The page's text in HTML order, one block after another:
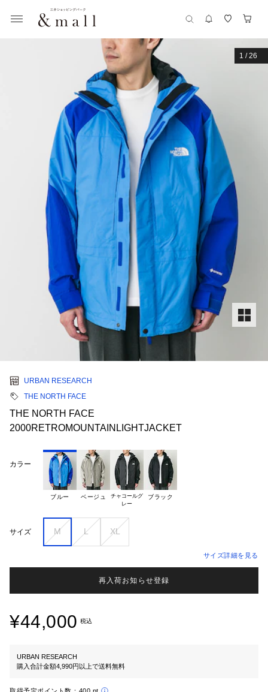
1 /26
URBAN RESEARCH
THE NORTH FACE
THE NORTH FACE
2000RETROMOUNTAINLIGHTJACKET
カラー
ブルー ベージュ
チャコールグ
ブラック
サイズ M L XL
サイズ詳細を見る
再入荷お知らせ登録
¥44,000 税込
URBAN RESEARCH
購入合計金額4,990円以上で送料無料